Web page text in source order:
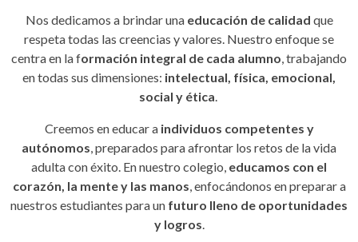
Nos dedicamos a brindar una educación de calidad que
respeta todas las creencias y valores. Nuestro enfoque se
centra en la formación integral de cada alumno, trabajando
en todas sus dimensiones: intelectual, física, emocional,
social y ética.
Creemos en educar aindividuos competentes y
autónomos, preparados para afrontar los retos de la vida
adulta con éxito. En nuestro colegio, educamos con el
corazón, la mente y las manos, enfocándonos en preparar a
nuestros estudiantes para un futuro lleno de oportunidades
y logros.